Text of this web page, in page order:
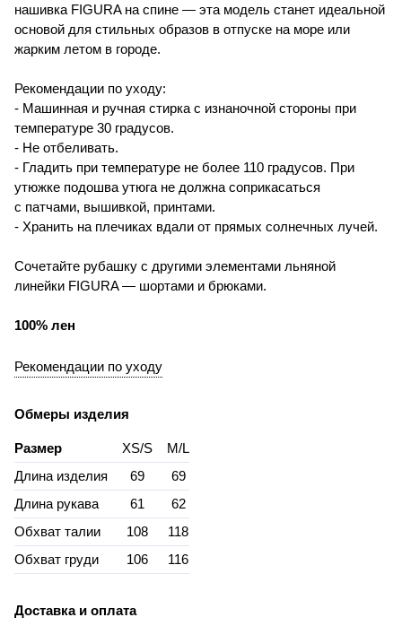
нашивка FIGURA на спине — эта модель станет идеальной
основой для стильных образов в отпуске на море или
жарким летом в городе.
Рекомендации по уходу:
- Машинная и ручная стирка с изнаночной стороны при
температуре 30 градусов.
- Не отбеливать.
- Гладить при температуре не более 110 градусов. При
утюжке подошва утюга не должна соприкасаться
с патчами, вышивкой, принтами.
- Хранить на плечиках вдали от прямых солнечных лучей.
Сочетайте рубашку с другими элементами льняной
линейки FIGURA — шортами и брюками.
100% лен
Рекомендации по уходу
Обмеры изделия
Размер XS/S
M/L
Длина изделия
69
69
Длина рукава
61
62
Обхват талии
108
118
Обхват груди
106 116
Доставка и оплата